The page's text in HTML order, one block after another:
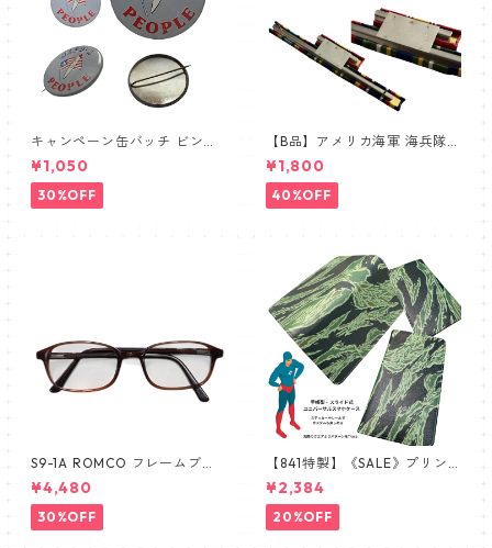
キャンペーン缶バッチ ビンテ
ージ vintage USA FLAG
¥1,050
30%OFF
【B品】アメリカ海軍 海兵隊
① リボンバー 略綬SALE
¥1,800
40%OFF
S9-1A ROMCO フレームブラ
ウン レンズあり眼鏡 めがね 新
品 デッドストック 米軍放出品
¥4,480
30%OFF
【841特製】《SALE》プリン
トミス 手帳型スマホケース 南
ベトナム ARVN タイガースト
ライプ ERDL ブラッドケーキ
手帳型スマホケース ユニバー
¥2,384
20%OFF